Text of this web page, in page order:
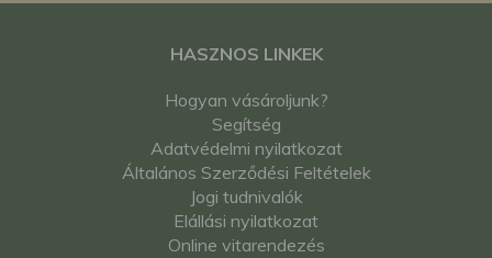
HASZNOS LINKEK
Hogyan vásároljunk?
Segítség
Adatvédelmi nyilatkozat
Általános Szerződési Feltételek
Jogi tudnivalók
Elállási nyilatkozat
Online vitarendezés